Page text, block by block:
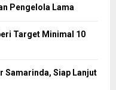
Pengelola Lama
Target Minimal 10
Samarinda, Siap Lanjut